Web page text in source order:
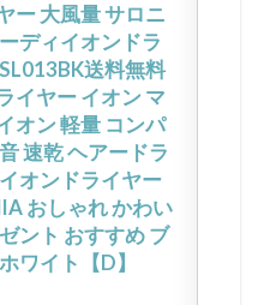
ー 大風量 サロニ
ディイオンドラ
送料無料
イヤー イオン マ
オン 軽量 コンパ
速乾 ヘアードラ
オンドライヤー
おしゃれ かわい
ント おすすめ ブ
ワイト【D】